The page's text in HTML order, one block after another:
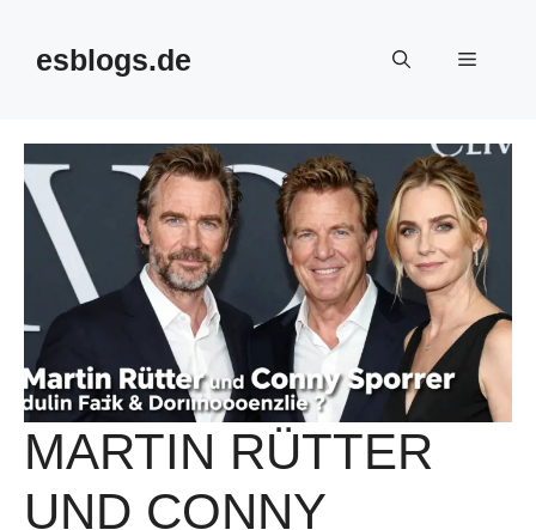
contentesblogs.de Menu
MARTIN RÜTTER
UND CONNY